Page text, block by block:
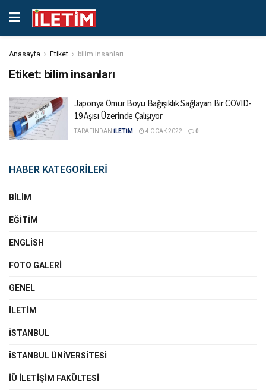
Anasayfa Etiket bilim insanları
Etiket: bilim insanları
Japonya Ömür Boyu Bağışıklık Sağlayan Bir COVID-
19 Aşısı Üzerinde Çalışıyor
TARAFINDAN İLETİM 4 OCAK 2022 0
HABER KATEGORİLERİ
BILIM
EĞITIM
ENGLISH
FOTO GALERI
GENEL
İLETIM
İSTANBUL
İSTANBUL ÜNIVERSITESI
İÜ İLETIŞIM FAKÜLTESI